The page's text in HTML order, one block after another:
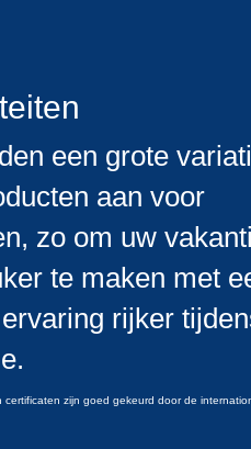
een grote
aan voor
zo om uw
te maken met
rijker
certificaten zijn goed gekeurd door de